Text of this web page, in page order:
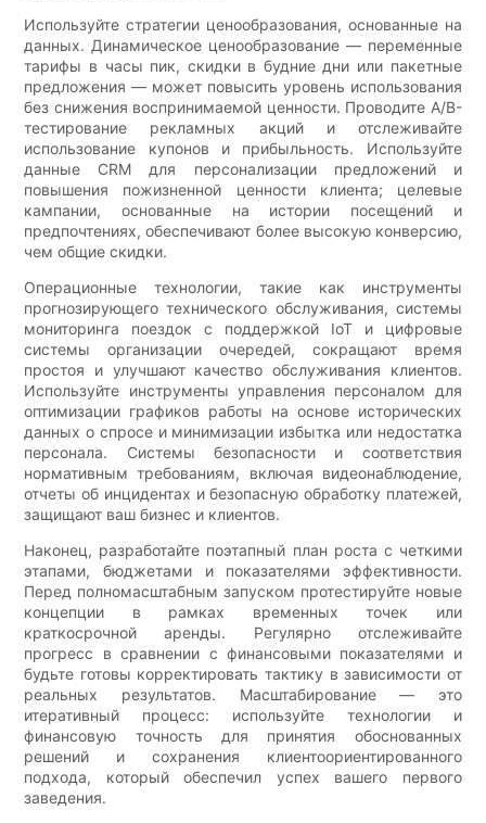
Используйте стратегии ценообразования, основанные на
данных. Динамическое ценообразование — переменные
тарифы в часы пик, скидки в будние дни или пакетные
предложения — может повысить уровень использования
без снижения воспринимаемой ценности. Проводите A/B-
тестирование рекламных акций и отслеживайте
использование купонов и прибыльность. Используйте
данные CRM для персонализации предложений и
повышения пожизненной ценности клиента; целевые
кампании, основанные на истории посещений и
предпочтениях, обеспечивают более высокую конверсию,
чем общие скидки.
Операционные технологии, такие как инструменты
прогнозирующего технического обслуживания, системы
мониторинга поездок с поддержкой IoT и цифровые
системы организации очередей, сокращают время
простоя и улучшают качество обслуживания клиентов.
Используйте инструменты управления персоналом для
оптимизации графиков работы на основе исторических
данных о спросе и минимизации избытка или недостатка
персонала. Системы безопасности и соответствия
нормативным требованиям, включая видеонаблюдение,
отчеты об инцидентах и ​​безопасную обработку платежей,
защищают ваш бизнес и клиентов.
Наконец, разработайте поэтапный план роста с четкими
этапами, бюджетами и показателями эффективности.
Перед полномасштабным запуском протестируйте новые
концепции в рамках временных точек или
краткосрочной аренды. Регулярно отслеживайте
прогресс в сравнении с финансовыми показателями и
будьте готовы корректировать тактику в зависимости от
реальных результатов. Масштабирование — это
итеративный процесс: используйте технологии и
финансовую точность для принятия обоснованных
решений и сохранения клиентоориентированного
подхода, который обеспечил успех вашего первого
заведения.